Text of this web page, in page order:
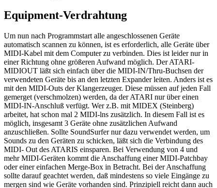
Equipment-Verdrahtung
Um nun nach Programmstart alle angeschlossenen Geräte
automatisch scannen zu können, ist es erforderlich, alle Geräte über
MIDI-Kabel mit dem Computer zu verbinden. Dies ist leider nur in
einer Richtung ohne größeren Aufwand möglich. Der ATARI-
MIDIOUT läßt sich einfach über die MIDI-IN/Thru-Buchsen der
verwendeten Geräte bis an den letzten Expander leiten. Anders ist es
mit den MIDI-Outs der Klangerzeuger. Diese müssen auf jeden Fall
gemerget (verschmolzen) werden, da der ATARI nur über einen
MIDI-IN-Anschluß verfügt. Wer z.B. mit MIDEX (Steinberg)
arbeitet, hat schon mal 2 MIDI-lns zusätzlich. In diesem Fall ist es
möglich, insgesamt 3 Geräte ohne zusätzlichen Aufwand
anzuschließen. Sollte SoundSurfer nur dazu verwendet werden, um
Sounds zu den Geräten zu schicken, läßt sich die Verbindung des
MIDI- Out des ATARIS einsparen. Bei Verwendung von 4 und
mehr MIDI-Geräten kommt die Anschaffung einer MIDI-Patchbay
oder einer einfachen Merge-Box in Betracht. Bei der Anschaffung
sollte darauf geachtet werden, daß mindestens so viele Eingänge zu
mergen sind wie Geräte vorhanden sind. Prinzipiell reicht dann auch